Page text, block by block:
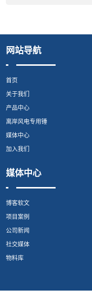
网站导航
首页
关于我们
产品中心
离岸风电专用锤
媒体中心
加入我们
媒体中心
博客软文
项目案例
公司新闻
社交媒体
物料库